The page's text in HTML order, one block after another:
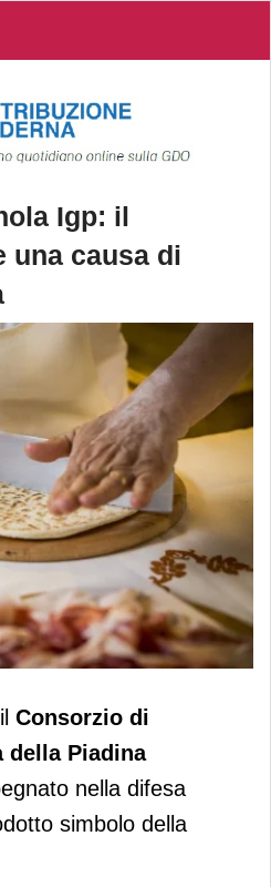
Igp: il
una causa di
Igp: il Consorzio
tutela in Francia
Consorzio di
della Piadina
nella difesa
simbolo della